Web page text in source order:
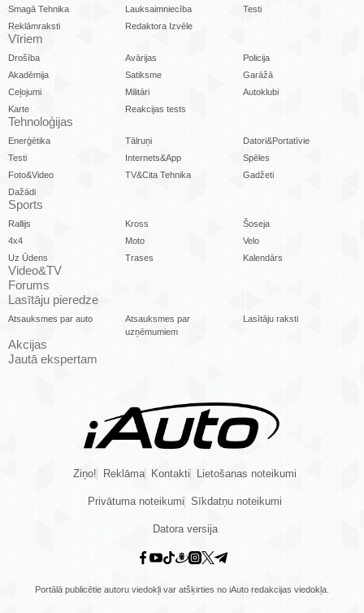
Smagā Tehnika
Lauksaimniecība
Testi
Reklāmraksti
Redaktora Izvēle
Vīriem
Drošība Avārijas
Policija
Akadēmija
Satiksme
Garāžā
Ceļojumi
Militāri
Autoklubi
Karte
Reakcijas tests
Tehnoloģijas
Enerģētika Tālruņi
Datori&Portatīvie
Testi
Internets&App
Spēles
Foto&Video
TV&Cita Tehnika
Gadžeti
Dažādi
Sports
Rallijs Kross
Šoseja
4x4
Moto
Velo
Uz Ūdens
Trases Kalendārs
Video&TV
Forums
Lasītāju pieredze
Atsauksmes par auto
Atsauksmes par
uzņēmumiem
Lasītāju raksti
Akcijas
Jautā ekspertam
Ziņo! Reklāma Kontakti Lietošanas noteikumi
Privātuma noteikumi Sīkdatņu noteikumi
Datora versija
Portālā publicētie autoru viedokļi var atšķirties no iAuto redakcijas viedokļa.